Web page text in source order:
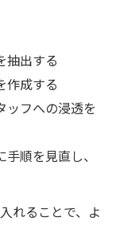
抽出する
作成する
ッフへの浸透を
順を見直し、
れることで、よ